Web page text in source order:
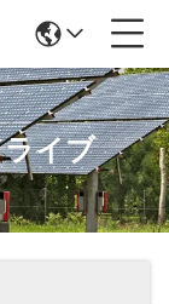
イブ